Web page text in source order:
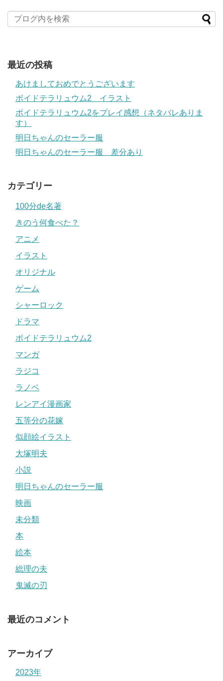
最近の投稿
あけましておめでとうございます
ボイドテラリュウム2 イラスト
ボイドテラリュウム2をプレイ感想（ネタバレありま
す）
明日ちゃんのセーラー服
明日ちゃんのセーラー服 差分あり
カテゴリー
100分de名著
きのう何食べた？
アニメ
イラスト
オリジナル
ゲーム
シャーロック
ドラマ
ボイドテラリュウム2
マンガ
ラジコ
ラノベ
レンアイ漫画家
五等分の花嫁
似顔絵イラスト
大塚明夫
小説
明日ちゃんのセーラー服
映画
未分類
本
絵本
総理の夫
鬼滅の刃
最近のコメント
アーカイブ
2023年